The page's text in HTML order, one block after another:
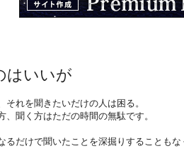
はいいが
れを聞きたいだけの人は困る。
聞く方はただの時間の無駄です。
るだけで聞いたことを深掘りすることもな